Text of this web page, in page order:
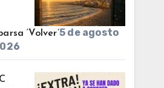
‘Volver’5 de agosto